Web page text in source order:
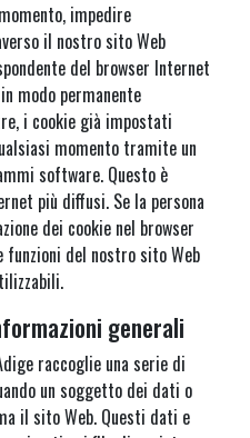
impedire
il nostro sito Web
del browser Internet
modo permanente
i cookie già impostati
momento tramite un
software. Questo è
più diffusi. Se la persona
dei cookie nel browser
del nostro sito Web
generali
raccoglie una serie di
un soggetto dei dati o
il sito Web. Questi dati e